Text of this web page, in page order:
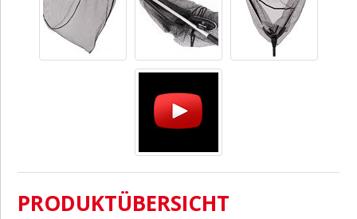
PRODUKTÜBERSICHT